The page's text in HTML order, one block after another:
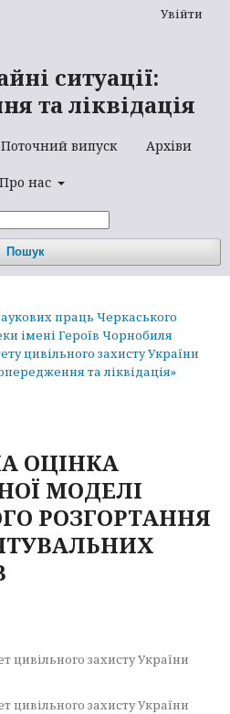
ситуації:
та ліквідація
Поточний випуск Архіви
Про нас
Пошук
Увійти
праць Черкаського
імені Героїв Чорнобиля
цивільного захисту України
та ліквідація»
ОЦІНКА
МОДЕЛІ
РОЗГОРТАННЯ
цивільного захисту України
цивільного захисту України